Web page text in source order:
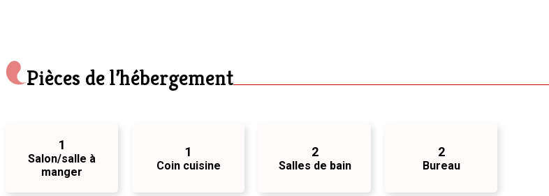
Pièces de l’hébergement
1
Salon/salle à
manger
1
Coin cuisine
2
Salles de bain
2
Bureau